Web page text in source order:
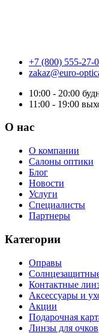
+7 (800) 555-27-
zakaz@euro-
10:00 - 20:00
11:00 - 19:00
О нас
О компании
Салоны оптики
Блог
Новости
Услуги
Специалисты
Партнеры
Категории
Оправы
Контактные
Аксессуары и
Акции
Подарочная
Линзы для очков